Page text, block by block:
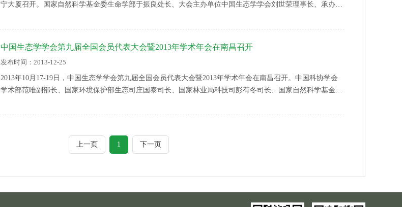
宁大厦召开。国家自然科学基金委生命学部于振良处长、大会主办单位中国生态学学会刘世荣理事长、承办单
国科学院院士傅伯杰研究员出席会议并做了大会主题报告。大会开幕式由中国生态学学会副理事长欧阳志云主
持。
中国生态学学会第九届全国会员代表大会暨2013年学术年会在南昌召开
发布时间：2013-12-25
2013年10月17-19日，中国生态学学会第九届全国会员代表大会暨2013年学术年会在南昌召开。中国科协学会
学术部范唯副部长、国家环境保护部生态司庄国泰司长、国家林业局科技司彭有冬司长、国家自然科学基金委
上一页 1 下一页